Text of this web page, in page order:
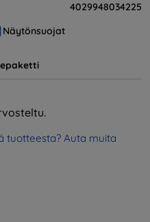
4029948034225
Näytönsuojat
tuotteesta? Auta muita